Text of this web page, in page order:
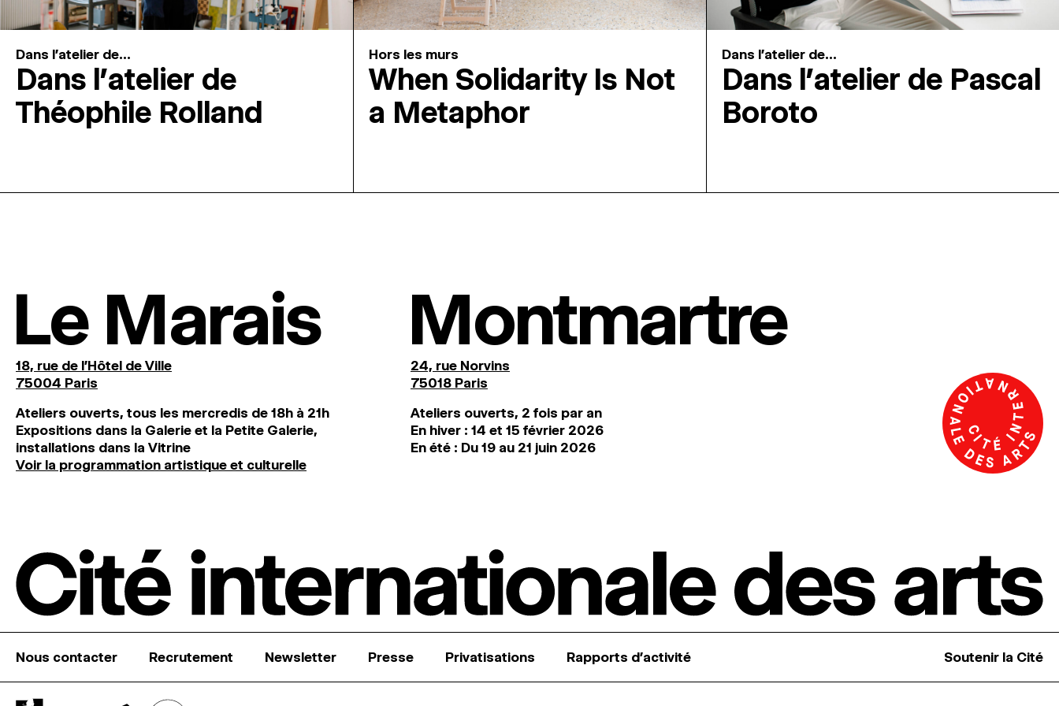
Dans l'atelier de...
Dans l’atelier de
Théophile Rolland
Hors les murs
When Solidarity Is Not
a Metaphor
Dans l'atelier de...
Dans l’atelier de Pascal
Boroto
Le Marais
18, rue de l'Hôtel de Ville
75004 Paris
Ateliers ouverts, tous les mercredis de 18h à 21h
Expositions dans la Galerie et la Petite Galerie,
installations dans la Vitrine
Voir la programmation artistique et culturelle
Montmartre
24, rue Norvins
75018 Paris
Ateliers ouverts, 2 fois par an
En hiver : 14 et 15 février 2026
En été : Du 19 au 21 juin 2026
Nous contacter Recrutement Newsletter Presse Privatisations Rapports d’activité Soutenir la Cité